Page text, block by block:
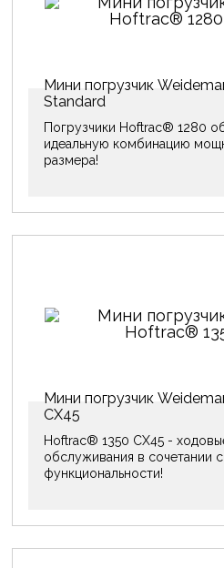
Мини погрузчик
Standard
Погрузчики Hoftrac® 1280
идеальную комбинацию
размера!
Мини погрузчик
CX45
Hoftrac® 1350 CX45 -
обслуживания в сочетании
функциональности!